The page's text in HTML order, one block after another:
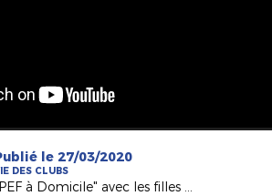
le 27/03/2020
DES CLUBS
"PEF à Domicile" avec les filles de La Suze FC !